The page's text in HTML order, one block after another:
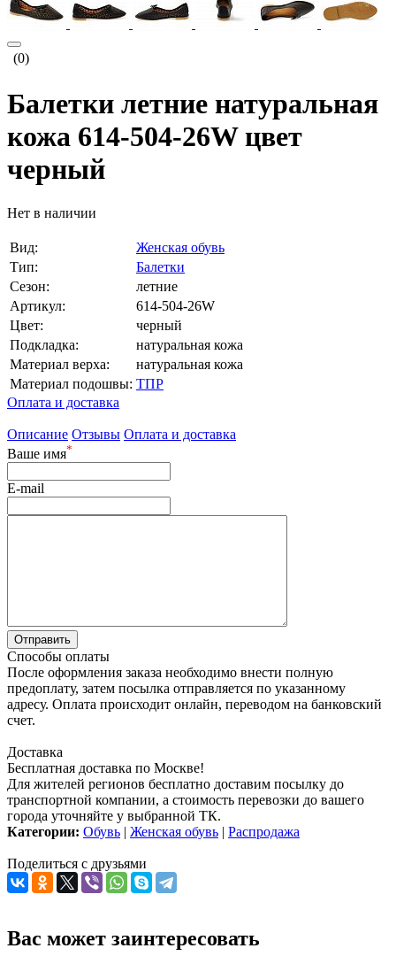
(0)
Балетки летние натуральная
кожа 614-504-26W цвет
черный
Нет в наличии
Вид:
Женская обувь
Тип:
Балетки
Сезон:
летние
Артикул:
614-504-26W
Цвет:
черный
Подкладка:
натуральная кожа
Материал верха:
натуральная кожа
Материал подошвы: ТПР
Оплата и доставка
Описание Отзывы Оплата и доставка
Ваше имя*
E-mail
Способы оплаты
После оформления заказа необходимо внести полную
предоплату, затем посылка отправляется по указанному
адресу. Оплата происходит онлайн, переводом на банковский
счет.
Доставка
Бесплатная доставка по Москве!
Для жителей регионов бесплатно доставим посылку до
транспортной компании, а стоимость перевозки до вашего
города уточняйте у выбранной ТК.
Категории: Обувь | Женская обувь | Распродажа
Поделиться с друзьями
Вас может заинтересовать